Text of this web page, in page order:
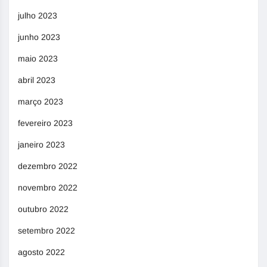
julho 2023
junho 2023
maio 2023
abril 2023
março 2023
fevereiro 2023
janeiro 2023
dezembro 2022
novembro 2022
outubro 2022
setembro 2022
agosto 2022